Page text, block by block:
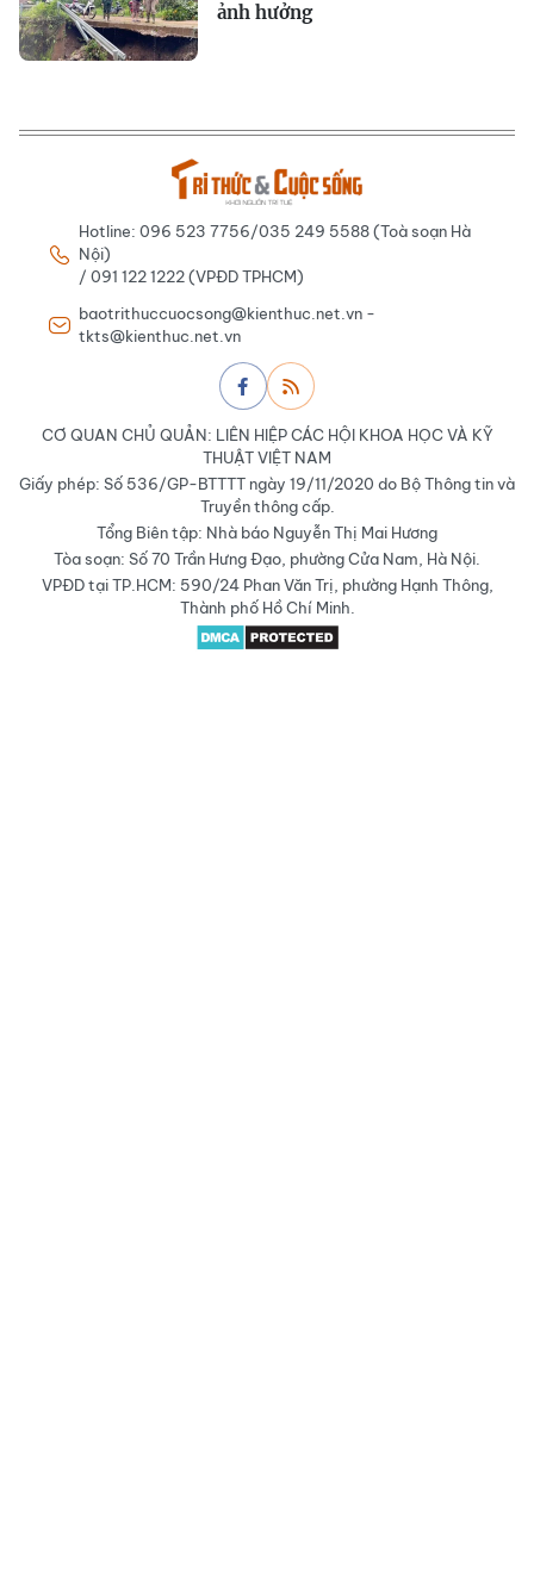
ảnh hưởng
Hotline: 096 523 7756/035 249 5588 (Toà soạn Hà
Nội)
/ 091 122 1222 (VPĐD TPHCM)
baotrithuccuocsong@kienthuc.net.vn -
tkts@kienthuc.net.vn
CƠ QUAN CHỦ QUẢN: LIÊN HIỆP CÁC HỘI KHOA HỌC VÀ KỸ
THUẬT VIỆT NAM
Giấy phép: Số 536/GP-BTTTT ngày 19/11/2020 do Bộ Thông tin và
Truyền thông cấp.
Tổng Biên tập: Nhà báo Nguyễn Thị Mai Hương
Tòa soạn: Số 70 Trần Hưng Đạo, phường Cửa Nam, Hà Nội.
VPĐD tại TP.HCM: 590/24 Phan Văn Trị, phường Hạnh Thông,
Thành phố Hồ Chí Minh.